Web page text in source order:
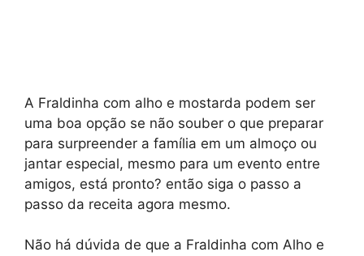
A Fraldinha com alho e mostarda podem ser
uma boa opção se não souber o que preparar
para surpreender a família em um almoço ou
jantar especial, mesmo para um evento entre
amigos, está pronto? então siga o passo a
passo da receita agora mesmo.
Não há dúvida de que a Fraldinha com Alho e